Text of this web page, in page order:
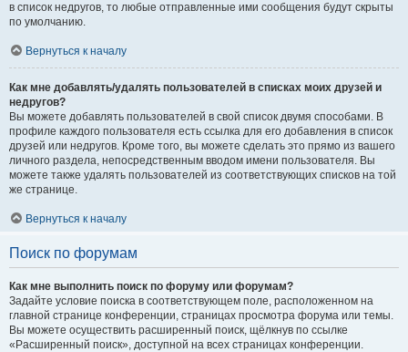
в список недругов, то любые отправленные ими сообщения будут скрыты
по умолчанию.
Вернуться к началу
Как мне добавлять/удалять пользователей в списках моих друзей и
недругов?
Вы можете добавлять пользователей в свой список двумя способами. В
профиле каждого пользователя есть ссылка для его добавления в список
друзей или недругов. Кроме того, вы можете сделать это прямо из вашего
личного раздела, непосредственным вводом имени пользователя. Вы
можете также удалять пользователей из соответствующих списков на той
же странице.
Вернуться к началу
Поиск по форумам
Как мне выполнить поиск по форуму или форумам?
Задайте условие поиска в соответствующем поле, расположенном на
главной странице конференции, страницах просмотра форума или темы.
Вы можете осуществить расширенный поиск, щёлкнув по ссылке
«Расширенный поиск», доступной на всех страницах конференции.